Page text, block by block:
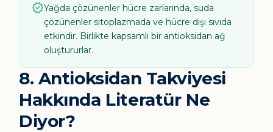
verifiedYağda çözünenler hücre zarlarında, suda
çözünenler sitoplazmada ve hücre dışı sıvıda
etkindir. Birlikte kapsamlı bir antioksidan ağ
oluştururlar.
8. Antioksidan Takviyesi
Hakkında Literatür Ne
Diyor?